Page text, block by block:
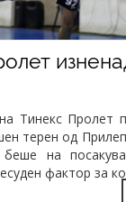
Тинекс Пролет
терен од
беше на
фактор за